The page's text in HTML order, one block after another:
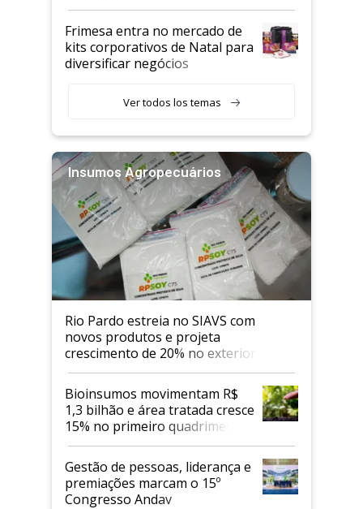
Frimesa entra no mercado de
kits corporativos de Natal para
diversificar negócios
Ver todos los temas
Insumos Agropecuários
Rio Pardo estreia no SIAVS com
novos produtos e projeta
crescimento de 20% no exterior
Bioinsumos movimentam R$
1,3 bilhão e área tratada cresce
15% no primeiro quadrimestre
de 2026
Gestão de pessoas, liderança e
premiações marcam o 15º
Congresso Andav